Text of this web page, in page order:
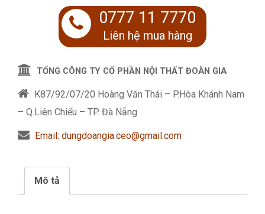
0777 11 7770
Liên hệ mua hàng
TỔNG CÔNG TY CỔ PHẦN NỘI THẤT ĐOÀN GIA
K87/92/07/20 Hoàng Văn Thái – P.Hòa Khánh Nam
– Q.Liên Chiểu – TP. Đà Nẵng
Email: dungdoangia.ceo@gmail.com
Mô tả